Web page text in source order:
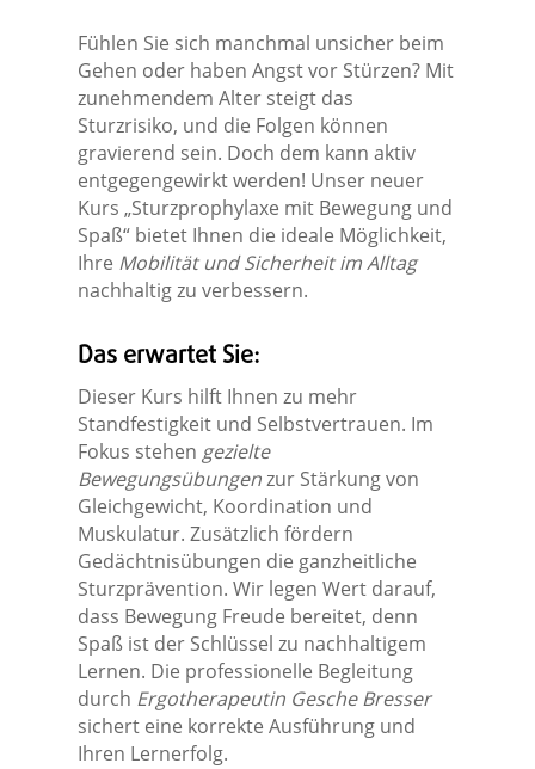
Fühlen Sie sich manchmal unsicher beim
Gehen oder haben Angst vor Stürzen? Mit
zunehmendem Alter steigt das
Sturzrisiko, und die Folgen können
gravierend sein. Doch dem kann aktiv
entgegengewirkt werden! Unser neuer
Kurs „Sturzprophylaxe mit Bewegung und
Spaß“ bietet Ihnen die ideale Möglichkeit,
Ihre Mobilität und Sicherheit im Alltag
nachhaltig zu verbessern.
Das erwartet Sie:
Dieser Kurs hilft Ihnen zu mehr
Standfestigkeit und Selbstvertrauen. Im
Fokus stehen gezielte
Bewegungsübungenzur Stärkung von
Gleichgewicht, Koordination und
Muskulatur. Zusätzlich fördern
Gedächtnisübungen die ganzheitliche
Sturzprävention. Wir legen Wert darauf,
dass Bewegung Freude bereitet, denn
Spaß ist der Schlüssel zu nachhaltigem
Lernen. Die professionelle Begleitung
durch Ergotherapeutin Gesche Bresser
sichert eine korrekte Ausführung und
Ihren Lernerfolg.